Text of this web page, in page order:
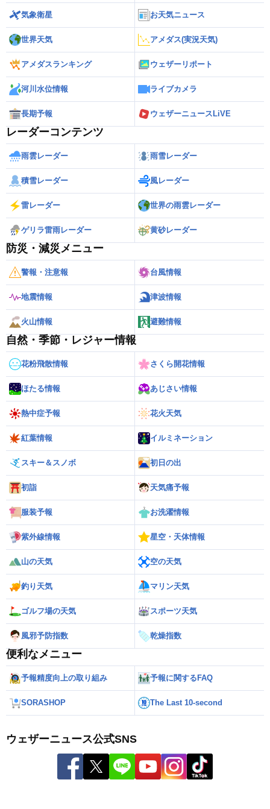
気象衛星 お天気ニュース
世界天気 アメダス(実況天気)
アメダスランキング ウェザーリポート
河川水位情報 ライブカメラ
長期予報 ウェザーニュースLiVE
レーダーコンテンツ
雨雲レーダー 雨雪レーダー
積雪レーダー 風レーダー
雷レーダー 世界の雨雲レーダー
ゲリラ雷雨レーダー 黄砂レーダー
防災・減災メニュー
警報・注意報 台風情報
地震情報 津波情報
火山情報 避難情報
自然・季節・レジャー情報
花粉飛散情報 さくら開花情報
ほたる情報 あじさい情報
熱中症予報 花火天気
紅葉情報 イルミネーション
スキー＆スノボ 初日の出
初詣 天気痛予報
服装予報 お洗濯情報
紫外線情報 星空・天体情報
山の天気 空の天気
釣り天気 マリン天気
ゴルフ場の天気 スポーツ天気
風邪予防指数 乾燥指数
便利なメニュー
予報精度向上の取り組み 予報に関するFAQ
SORASHOP The Last 10-second
ウェザーニュース公式SNS